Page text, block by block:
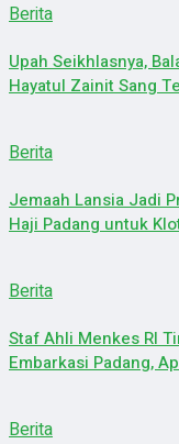
Berita
Upah Seikhlasnya,
Hayatul Zainit Sang
Berita
Jemaah Lansia Jadi
Haji Padang untuk
Berita
Staf Ahli Menkes RI
Embarkasi Padang,
Berita